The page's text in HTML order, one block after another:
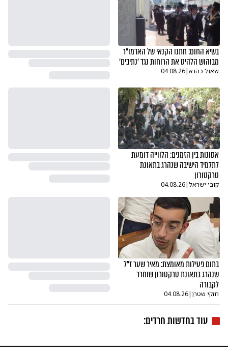
בשיא החום: חתנו הקנאי של האדמו"ר
מבוהוש הלהיט את הרוחות נגד 'נתיבים'
שאול כהנא|
04.08.26
אסונות בין הזמנים: הלווייה דומעת
לתלמיד הישיבה שנהרג בתאונת
טרקטורון
קובי ישראל|
04.08.26
בתום פעילות מאומצת: מאיר שער ז"ל
שנהרג בתאונת טרקטורון שוחרר
לקבורה
חזקי שטרן|
04.08.26
עוד בחדשות חרדים: